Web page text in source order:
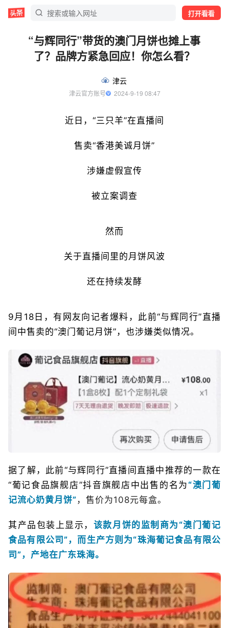
打开看看
“与辉同行”带货的澳门月饼也摊上事
了？品牌方紧急回应！你怎么看？
津云
津云官方账号
  2024-9-19 08:47
近日，“三只羊”在直播间
售卖“香港美诚月饼”
涉嫌虚假宣传
被立案调查
然而
关于直播间里的月饼风波
还在持续发酵
9月18日，有网友向记者爆料，此前“与辉同行”直播
间中售卖的“澳门葡记月饼”，也涉嫌类似情况。
据了解，此前“与辉同行”直播间直播中推荐的一款在
“葡记食品旗舰店”抖音旗舰店中出售的名为 “澳门葡
记流心奶黄月饼” ，售价为108元每盒。
其产品包装上显示， 该款月饼的监制商为“澳门葡记
食品有限公司”，而生产方则为“珠海葡记食品有限公
司”，产地在广东珠海。